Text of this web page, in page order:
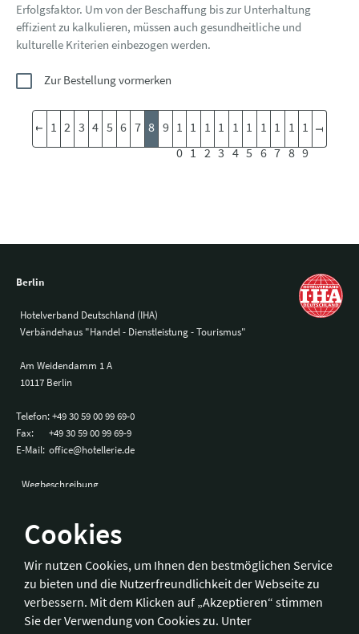
Cookies
Wir nutzen Cookies, um Ihnen den bestmöglichen Service
zu bieten und die Nutzerfreundlichkeit der Webseite zu
verbessern. Mit dem Klicken auf „Akzeptieren“ stimmen
Sie der Verwendung von Cookies zu. Unter
Erfolgsfaktor. Um von der Beschaffung bis zur Unterhaltung
effizient zu kalkulieren, müssen auch gesundheitliche und
kulturelle Kriterien einbezogen werden.
Zur Bestellung vormerken
1 2 3 4 5 6 7 8 9 1
0
1
1
1
2
1
3
1
4
1
5
1
6
1
7
1
8
1
9
Berlin
Hotelverband Deutschland (IHA)
Verbändehaus "Handel - Dienstleistung - Tourismus"
Am Weidendamm 1 A
10117 Berlin
Telefon:+49 30 59 00 99 69-0
Fax:
+49 30 59 00 99 69-9
E-Mail: office@hotellerie.de
Wegbeschreibung
Hotelverband Deutschland (IHA) / IHA-Service GmbH
Kronprinzenstraße 37